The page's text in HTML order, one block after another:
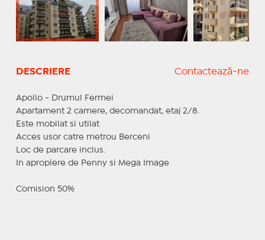
DESCRIERE Contactează-ne
Apollo - Drumul Fermei
Apartament 2 camere, decomandat, etaj 2/8.
Este mobilat si utilat
Acces usor catre metrou Berceni
Loc de parcare inclus.
In apropiere de Penny si Mega Image
Comision 50%